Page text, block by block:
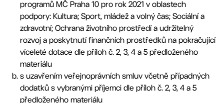
programů MČ Praha 10 pro rok 2021 v oblastech
podpory: Kultura; Sport, mládež a volný čas; Sociální a
zdravotní; Ochrana životního prostředí a udržitelný
rozvoj a poskytnutí finančních prostředků na pokračující
víceleté dotace dle příloh č. 2, 3, 4 a 5 předloženého
materiálu
s uzavřením veřejnoprávních smluv včetně případných
dodatků s vybranými příjemci dle příloh č. 2, 3, 4 a 5
předloženého materiálu